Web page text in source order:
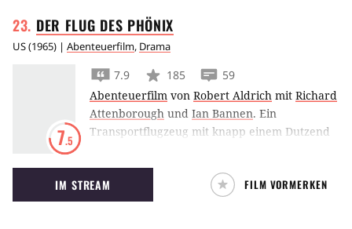
DER FLUG DES PHÖNIX
US(1965) | Abenteuerfilm, Drama
7.5
7.9 185
59
Abenteuerfilm von Robert Aldrich mit Richard
Attenborough und Ian Bannen. Ein
Transportflugzeug mit knapp einem Dutzend
notlanden. Der Flieger wird dabei stark
beschädigt und die Wasservoräte sind knapp.
Doch unter den Passagieren befindet sich der
IM STREAM FILM VORMERKEN